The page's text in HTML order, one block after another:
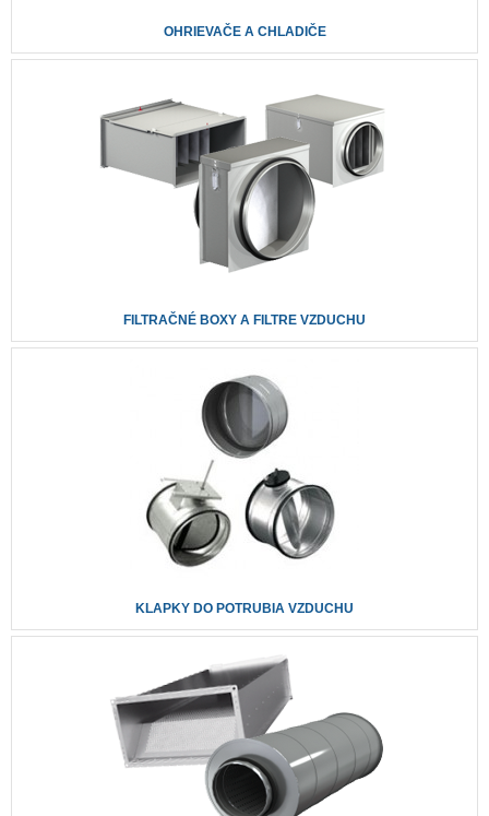
OHRIEVAČE A CHLADIČE
FILTRAČNÉ BOXY A FILTRE VZDUCHU
KLAPKY DO POTRUBIA VZDUCHU